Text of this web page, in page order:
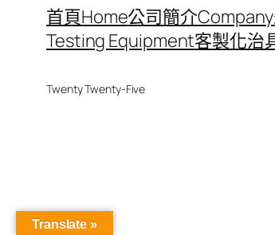
首頁Home公司簡介Company
Testing Equipment客製化治
Twenty Twenty-Five
Translate »